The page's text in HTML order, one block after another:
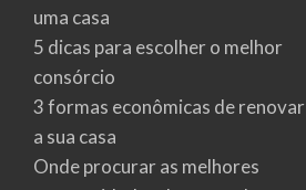
uma casa
5 dicas para escolher o melhor
consórcio
3 formas econômicas de renovar
a sua casa
Onde procurar as melhores